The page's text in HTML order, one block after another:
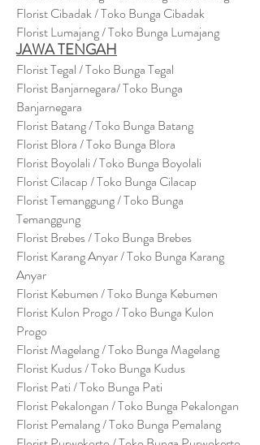
Florist Cibadak / Toko Bunga Cibadak
Florist Lumajang / Toko Bunga Lumajang
JAWA TENGAH
Florist Tegal / Toko Bunga Tegal
Florist Banjarnegara/ Toko Bunga
Banjarnegara
Florist Batang / Toko Bunga Batang
Florist Blora / Toko Bunga Blora
Florist Boyolali / Toko Bunga Boyolali
Florist Cilacap / Toko Bunga Cilacap
Florist Temanggung / Toko Bunga
Temanggung
Florist Brebes / Toko Bunga Brebes
Florist Karang Anyar / Toko Bunga Karang
Anyar
Florist Kebumen / Toko Bunga Kebumen
Florist Kulon Progo / Toko Bunga Kulon
Progo
Florist Magelang / Toko Bunga Magelang
Florist Kudus / Toko Bunga Kudus
Florist Pati / Toko Bunga Pati
Florist Pekalongan / Toko Bunga Pekalongan
Florist Pemalang / Toko Bunga Pemalang